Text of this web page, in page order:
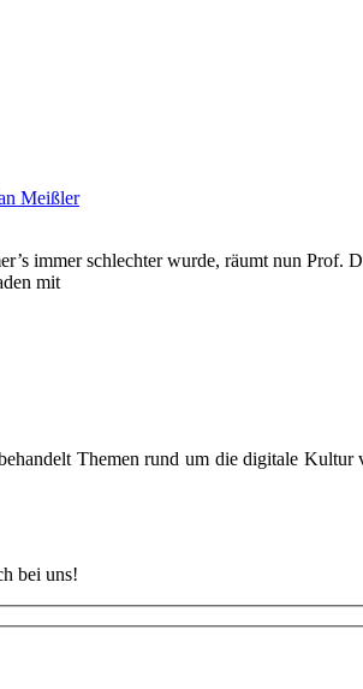
Meißler
immer schlechter wurde, räumt nun Prof.
mit
Themen rund um die digitale Kultur
bei uns!